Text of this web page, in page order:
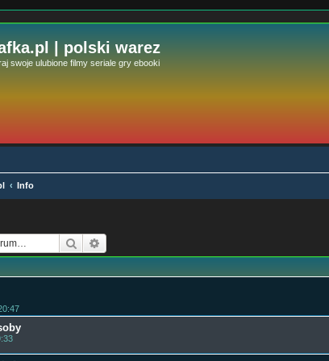
| polski warez
swoje ulubione filmy seriale gry ebooki
Info
Szukaj